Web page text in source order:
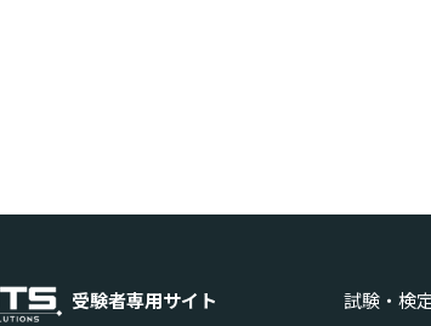
受験者専用サイト 試験・検